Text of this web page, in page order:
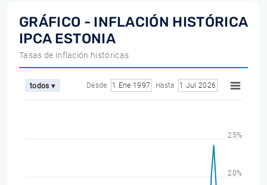
GRÁFICO - INFLACIÓN HISTÓRICA
IPCA ESTONIA
Tasas de inflación históricas
todos ▾ Desde 1 Ene 1997 Hasta 1 Jul 2026
20%
25%